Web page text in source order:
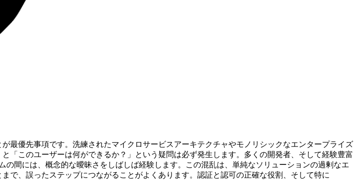
最優先事項です。洗練されたマイクロサービスアーキテクチャやモノリシックなエンタープライズ
「このユーザーは何ができるか？」という疑問は必ず発生します。多くの開発者、そして経験豊富
間には、概念的な曖昧さをしばしば経験します。この混乱は、単純なソリューションの過剰なエ
で、誤ったステップにつながることがよくあります。認証と認可の正確な役割、そして特に